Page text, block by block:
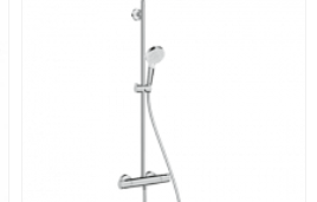
Gạch ốp lát giá rẻ tại Quảng